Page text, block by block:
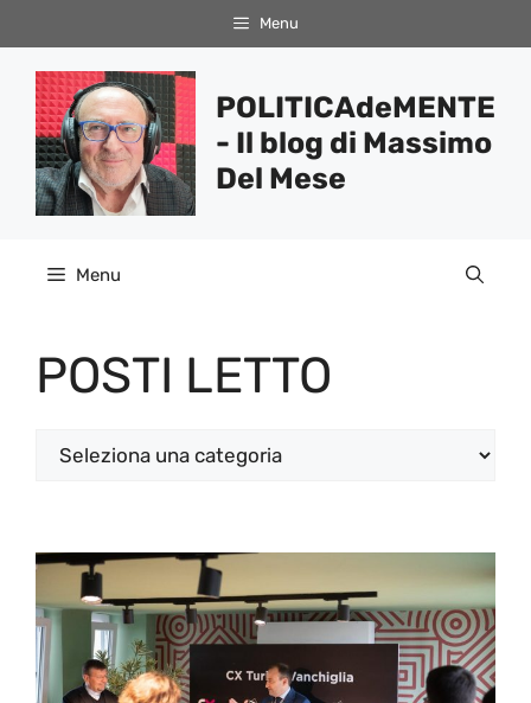
al
contenuto
Menu
POLITICAdeMENTE
- Il blog di Massimo
Del Mese
Menu
POSTI LETTO
Categorie